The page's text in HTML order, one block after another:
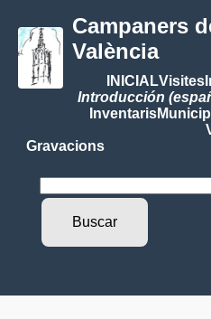
Campaners
València
INICIALVisites
Introducción
Inventaris
Gravacions